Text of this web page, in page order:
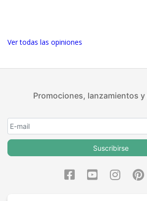
Ver todas las opiniones
Promociones, lanzamientos
Suscribirse